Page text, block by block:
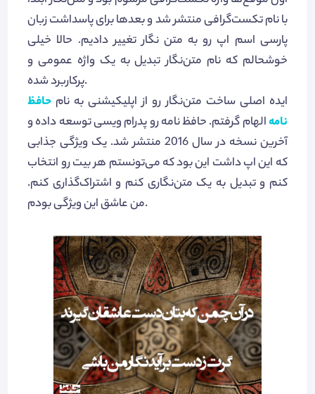
با نام تکست‌گرافی منتشر شد و بعدها برای پاسداشت زبان
پارسی اسم اپ رو به متن نگار تغییر دادیم. حالا خیلی
خوشحالم که نام متن‌نگار تبدیل به یک واژه عمومی و
پرکاربرد شده.
ایده اصلی ساخت متن‌نگار رو از اپلیکیشنی به نام حافظ
نامهالهام گرفتم. حافظ نامه رو پدرام ویسی توسعه داده و
آخرین نسخه در سال 2016 منتشر شد. یک ویژگی جذابی
که این اپ داشت این بود که می‌تونستم هر بیت رو انتخاب
کنم و تبدیل به یک متن‌نگاری کنم و اشتراک‌گذاری کنم.
من عاشق این ویژگی بودم.